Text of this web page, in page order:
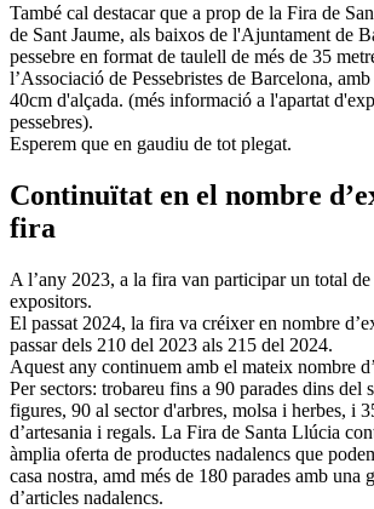
També cal destacar que a prop de la Fira de
de Sant Jaume, als baixos de l'Ajuntament de
pessebre en format de taulell de més de 35
l’Associació de Pessebristes de Barcelona,
40cm d'alçada. (més informació a l'apartat
pessebres).
Esperem que en gaudiu de tot plegat.
Continuïtat en el nombre
fira
A l’any 2023, a la fira van participar un total de
expositors.
El passat 2024, la fira va créixer en nombre
passar dels 210 del 2023 als 215 del 2024.
Aquest any continuem amb el mateix nombre
Per sectors: trobareu fins a 90 parades dins del
figures, 90 al sector d'arbres, molsa i herbes, i
d’artesania i regals. La Fira de Santa Llúcia
àmplia oferta de productes nadalencs que
casa nostra, amd més de 180 parades amb una
d’articles nadalencs.